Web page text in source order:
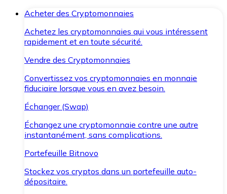
Acheter des Cryptomonnaies
Achetez les cryptomonnaies qui vous intéressent
rapidement et en toute sécurité.
Vendre des Cryptomonnaies
Convertissez vos cryptomonnaies en monnaie
fiduciaire lorsque vous en avez besoin.
Échanger (Swap)
Échangez une cryptomonnaie contre une autre
instantanément, sans complications.
Portefeuille Bitnovo
Stockez vos cryptos dans un portefeuille auto-
dépositaire.